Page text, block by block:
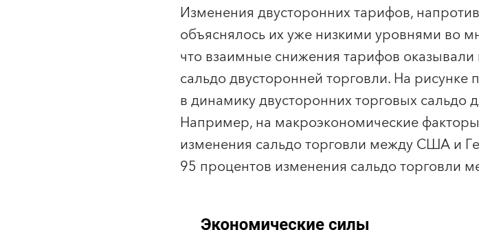
Изменения двусторонних тарифов,
объяснялось их уже низкими уровнями во
что взаимные снижения тарифов
сальдо двусторонней торговли. На рисунке
в динамику двусторонних торговых сальдо
Например, на макроэкономические
изменения сальдо торговли между США и
95 процентов изменения сальдо торговли